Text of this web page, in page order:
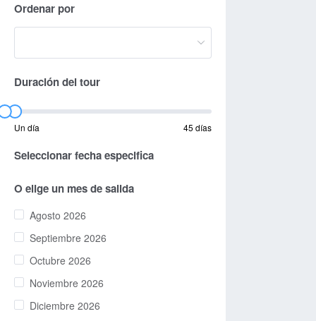
Ordenar por
Duración del tour
Un día 45 días
Seleccionar fecha especifica
O elige un mes de salida
Agosto 2026
Septiembre 2026
Octubre 2026
Noviembre 2026
Diciembre 2026